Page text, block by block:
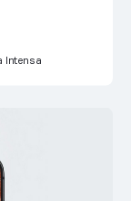
Intensa